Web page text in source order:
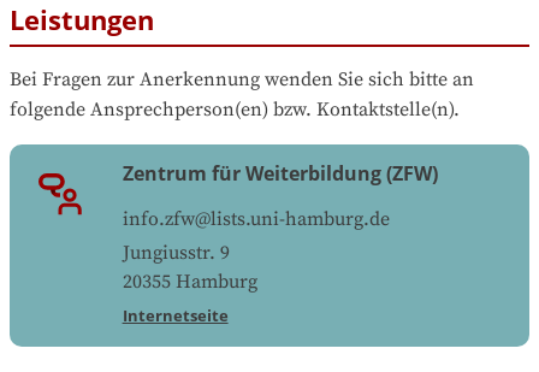
Leistungen
Bei Fragen zur Anerkennung wenden Sie sich bitte an
folgende Ansprechperson(en) bzw. Kontaktstelle(n).
Zentrum für Weiterbildung (ZFW)
info.zfw@lists.uni-hamburg.de
Jungiusstr. 9
20355 Hamburg
Internetseite